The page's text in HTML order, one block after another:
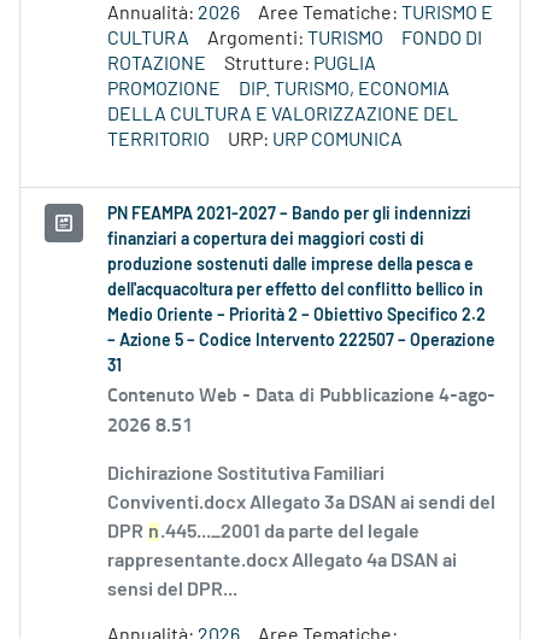
Annualità: 2026 Aree Tematiche: TURISMO E
CULTURA
Argomenti: TURISMO
FONDO DI
ROTAZIONE
Strutture: PUGLIA
PROMOZIONE
DIP. TURISMO, ECONOMIA
DELLA CULTURA E VALORIZZAZIONE DEL
TERRITORIO
URP: URP COMUNICA
PN FEAMPA 2021-2027 – Bando per gli indennizzi
finanziari a copertura dei maggiori costi di
produzione sostenuti dalle imprese della pesca e
dell'acquacoltura per effetto del conflitto bellico in
Medio Oriente – Priorità 2 – Obiettivo Specifico 2.2
– Azione 5 – Codice Intervento 222507 – Operazione
31
Contenuto Web - Data di Pubblicazione 4-ago-
2026 8.51
Dichirazione Sostitutiva Familiari
Conviventi.docx Allegato 3a DSAN ai sendi del
DPR n.445..._2001 da parte del legale
rappresentante.docx Allegato 4a DSAN ai
sensi del DPR...